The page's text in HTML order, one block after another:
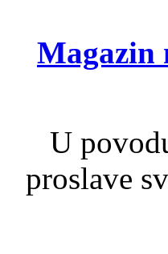
Magazin
U
proslave